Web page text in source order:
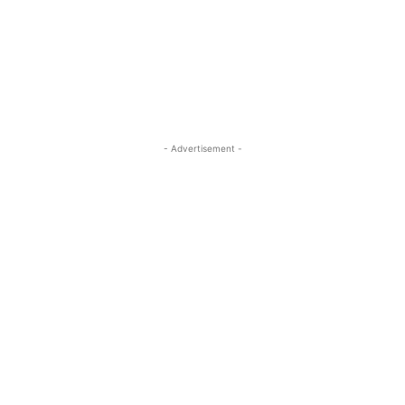
- Advertisement -